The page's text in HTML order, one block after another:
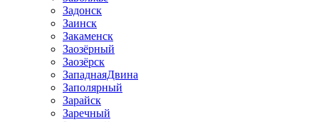
Задонск
Заинск
Закаменск
Заозёрный
Заозёрск
ЗападнаяДвина
Заполярный
Зарайск
Заречный